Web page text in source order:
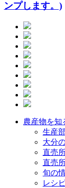
ンプします。)
農産物を知
生産
大分
直売
直売
旬の
レシ